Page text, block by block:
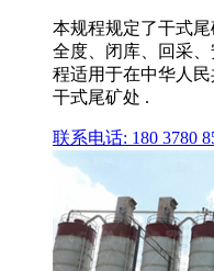
本规程规定了干式
全度、闭库、回采
程适用于在中华人
干式尾矿处 .
联系电话: 180 3780